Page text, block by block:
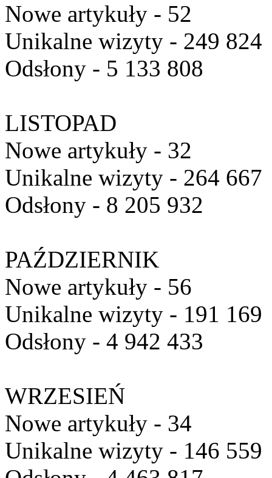
Nowe artykuły - 52
Unikalne wizyty - 249 824
Odsłony - 5 133 808
LISTOPAD
Nowe artykuły - 32
Unikalne wizyty - 264 667
Odsłony - 8 205 932
PAŹDZIERNIK
Nowe artykuły - 56
Unikalne wizyty - 191 169
Odsłony - 4 942 433
WRZESIEŃ
Nowe artykuły - 34
Unikalne wizyty - 146 559